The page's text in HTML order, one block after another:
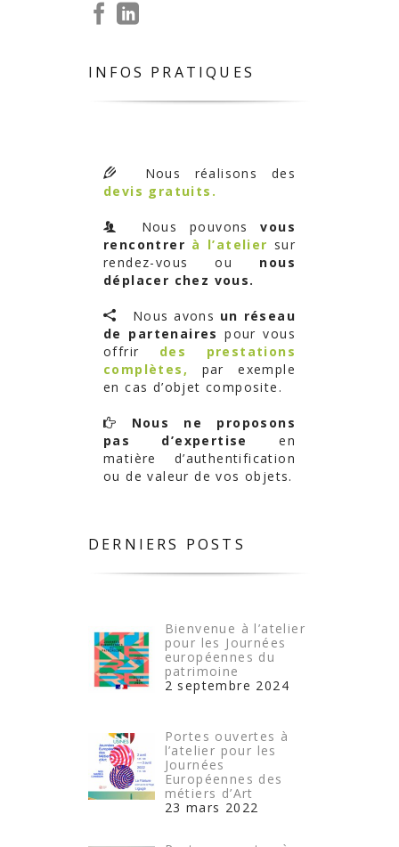
INFOS PRATIQUES
Nous réalisons des
devis gratuits.
Nous pouvonsvous
rencontrer à l’atelier sur
rendez-vous ou nous
déplacer chez vous.
Nous avons un réseau
de partenairespour vous
offrir des prestations
complètes,
par exemple
en cas d’objet composite.
Nous ne proposons
pas d’expertiseen
matière d’authentification
ou de valeur de vos objets.
DERNIERS POSTS
Bienvenue à l’atelier
pour les Journées
européennes du
patrimoine
2 septembre 2024
Portes ouvertes à
l’atelier pour les
Journées
Européennes des
métiers d’Art
23 mars 2022